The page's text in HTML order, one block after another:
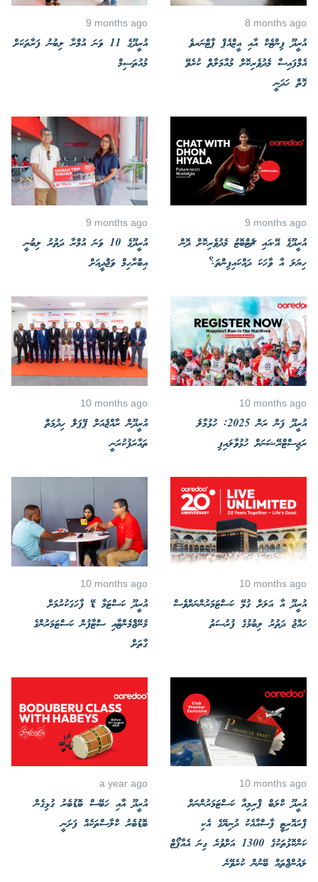
8 months ago
އުރީދޫ ފިންޓެކް އާއި އީޒްއެޕް ޕާޓްނަރވެ
އެމްފައިސާ މެދުވެރިކޮށް މުއާމަލާތް ކުރެވޭ
ގޮތް ހަދަނީ
9 months ago
އުރީދޫގެ 11 ވަނަ އުމްރާ ލިބުނު ފަރާތަކަށް
މުއުތަސިމް
9 months ago
އުރީދޫގެ އޭ.އައި ޗެޓްބޮޓު މެދުވެރިކޮށް ދޮން
ހިޔަލަ އާ ވާހަކަ ދައްކައިފިންތަ؟
9 months ago
އުރީދޫގެ 10 ވަނަ އުމްރާ ދަތުރު ލިބުނީ
އިބްރާހިމް ވަޖްދީއަށް
10 months ago
އުރީދޫ ފަން ރަން 2025: ހުޅުމާލެ
ރަޖިސްޓްރޭޝަނަށް ހުޅުވާލައިފި
10 months ago
އުރީދޫން ރާއްޖެއަށް ޕޭޕަލް ހިދުމަތް
ތައާރަފުކުރަނީ
10 months ago
އުރީދޫ އާ އަލަށް ގުޅޭ ކަސްޓަމަރުންނަށްވެސް
ހައްޖު ދަތުރު ލިބުމުގެ ފުރުސަތު
10 months ago
އުރީދޫ ކަސްޓަމާ ޑޭ ފާހަގަކުރުމަށް
މެނޭޖްމެންޓާއި ސްޓާފުން ކަސްޓަމަރުންގެ
ގާތަށް
10 months ago
އުރީދޫ ކްލަބް ޕްރިމިއާ ކަސްޓަމަރުންނަށް
ޕްރައޮރިޓީ ފާސްއާއެކު ދުނިޔޭގެ އެކި
ކަންކޮޅުތަކުގެ 1300 އަށްވުރެ ގިނަ އެއާޕޯޓް
ލައުންޖްތައް ބޭނުން ކުރެވޭނެ
a year ago
އުރީދޫ އާއި ހަބޭސް ބޮޑުބެރު ގުޅިގެން
ބޮޑުބެރު ކްލާސްތަކެއް ފަށަނީ